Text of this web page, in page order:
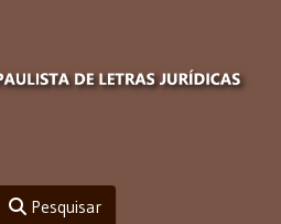
Pesquisar